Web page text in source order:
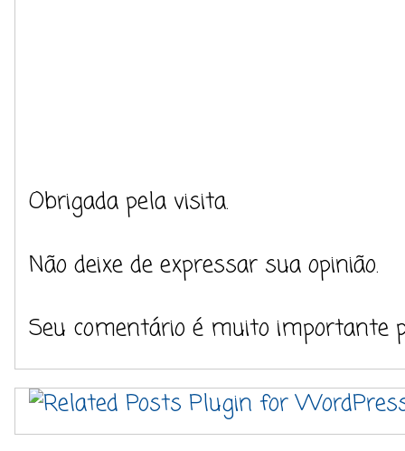
Obrigada pela visita.
Não deixe de expressar sua opinião.
Seu comentário é muito importante